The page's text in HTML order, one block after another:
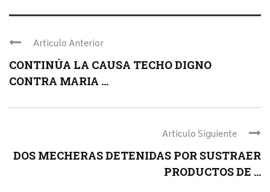
Articulo Anterior
CONTINÚA LA CAUSA TECHO DIGNO
CONTRA MARIA ...
Articulo Siguiente
DOS MECHERAS DETENIDAS POR SUSTRAER
PRODUCTOS DE ...